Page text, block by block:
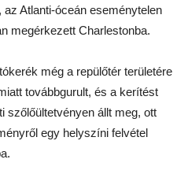
Atlanti-óceán eseménytelen
megérkezett Charlestonba.
még a repülőtér területére
továbbgurult, és a kerítést
szőlőültetvényen állt meg, ott
egy helyszíni felvétel